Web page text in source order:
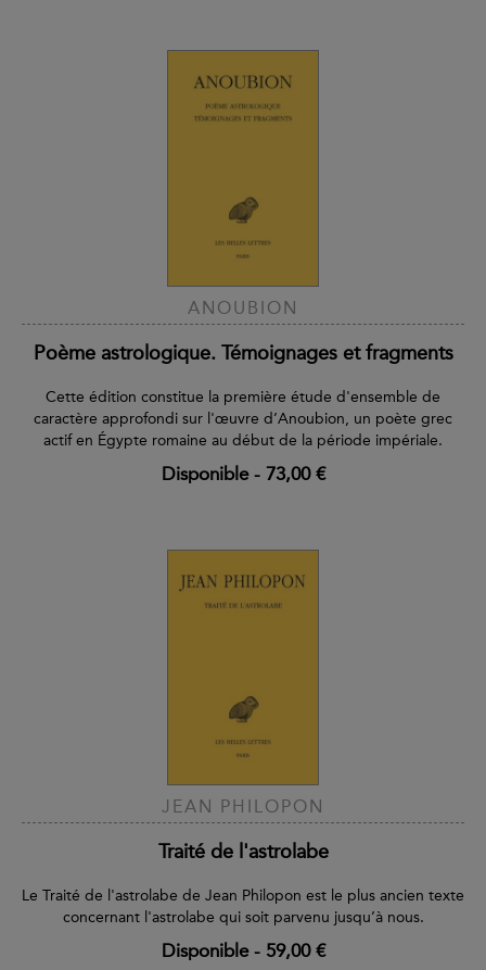
ANOUBION
Poème astrologique. Témoignages et fragments
Cette édition constitue la première étude d'ensemble de
caractère approfondi sur l'œuvre d’Anoubion, un poète grec
actif en Égypte romaine au début de la période impériale.
Disponible- 73,00 €
JEAN PHILOPON
Traité de l'astrolabe
Le Traité de l'astrolabe de Jean Philopon est le plus ancien texte
concernant l'astrolabe qui soit parvenu jusqu’à nous.
Disponible- 59,00 €